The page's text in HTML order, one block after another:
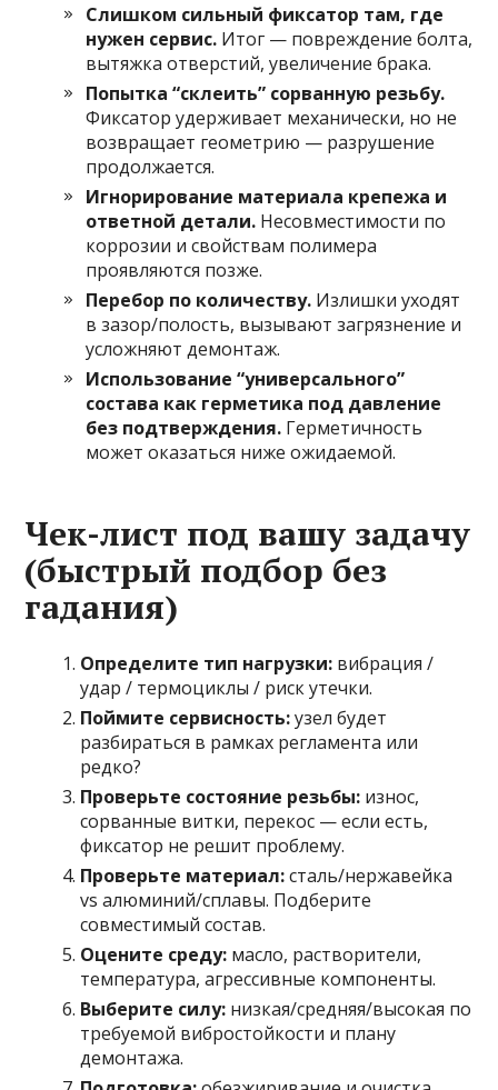
Слишком сильный фиксатор там, где
нужен сервис. Итог — повреждение болта,
вытяжка отверстий, увеличение брака.
Попытка “склеить” сорванную резьбу.
Фиксатор удерживает механически, но не
возвращает геометрию — разрушение
продолжается.
Игнорирование материала крепежа и
ответной детали. Несовместимости по
коррозии и свойствам полимера
проявляются позже.
Перебор по количеству. Излишки уходят
в зазор/полость, вызывают загрязнение и
усложняют демонтаж.
Использование “универсального”
состава как герметика под давление
без подтверждения. Герметичность
может оказаться ниже ожидаемой.
Чек-лист под вашу задачу
(быстрый подбор без
гадания)
Определите тип нагрузки: вибрация /
удар / термоциклы / риск утечки.
Поймите сервисность:узел будет
разбираться в рамках регламента или
редко?
Проверьте состояние резьбы: износ,
сорванные витки, перекос — если есть,
фиксатор не решит проблему.
Проверьте материал:сталь/нержавейка
vs алюминий/сплавы. Подберите
совместимый состав.
Оцените среду: масло, растворители,
температура, агрессивные компоненты.
Выберите силу: низкая/средняя/высокая по
требуемой вибростойкости и плану
демонтажа.